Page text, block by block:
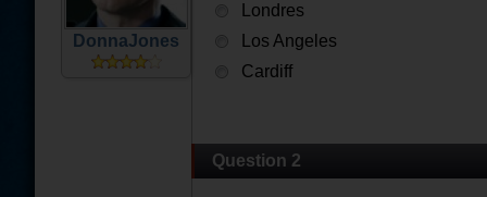
DonnaJones
Londres
Los Angeles
Cardiff
Question 2